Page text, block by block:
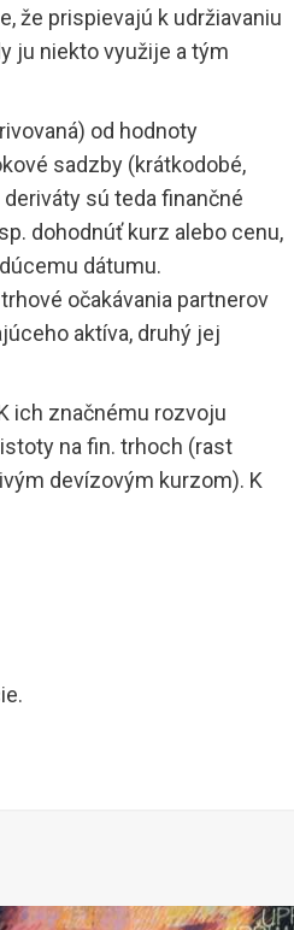
že prispievajú k udržiavaniu
ju niekto využije a tým
od hodnoty
sadzby (krátkodobé,
sú teda finančné
dohodnúť kurz alebo cenu,
dátumu.
očakávania partnerov
aktíva, druhý jej
ich značnému rozvoju
na fin. trhoch (rast
devízovým kurzom). K